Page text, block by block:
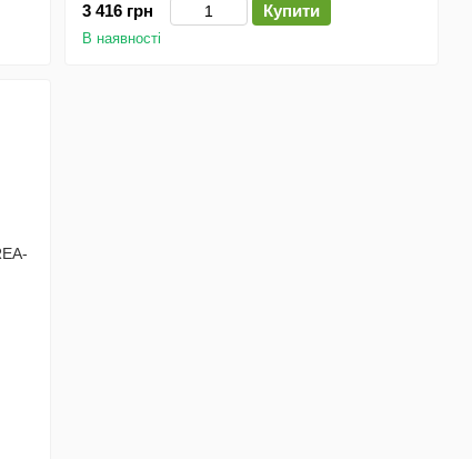
3 416 грн
Купити
В наявності